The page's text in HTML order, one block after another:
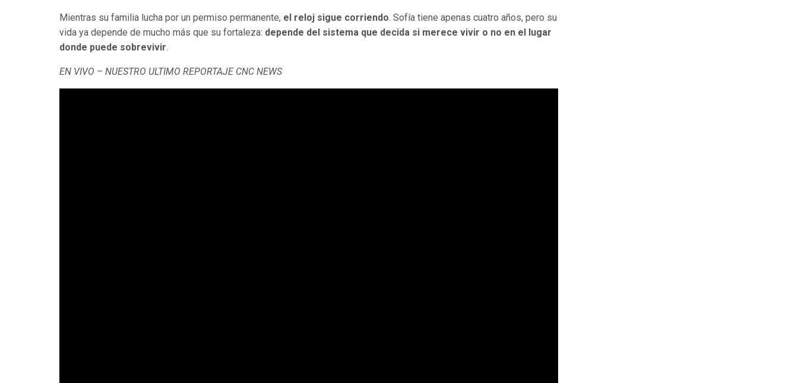
Mientras su familia lucha por un permiso permanente, el reloj sigue corriendo. Sofía tiene apenas cuatro años, pero su
vida ya depende de mucho más que su fortaleza: depende del sistema que decida si merece vivir o no en el lugar
donde puede sobrevivir.
EN VIVO – NUESTRO ULTIMO REPORTAJE CNC NEWS